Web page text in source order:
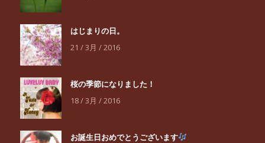
はじまりの日。
21 / 3月 / 2016
桜の季節になりました！
18 / 3月 / 2016
お誕生日おめでとうございます